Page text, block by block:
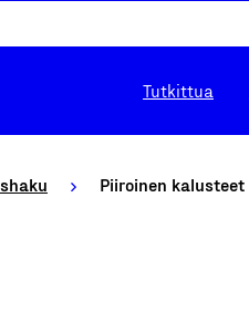
Tutkittua
Piiroinen kalusteet